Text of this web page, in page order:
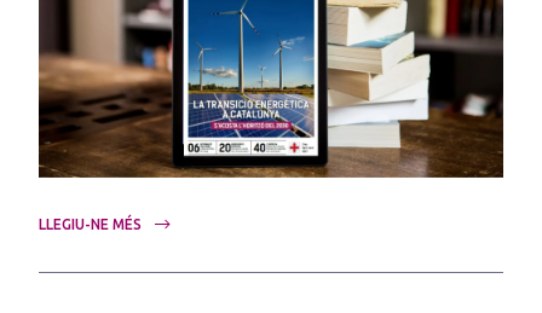
LLEGIU-NE MÉS